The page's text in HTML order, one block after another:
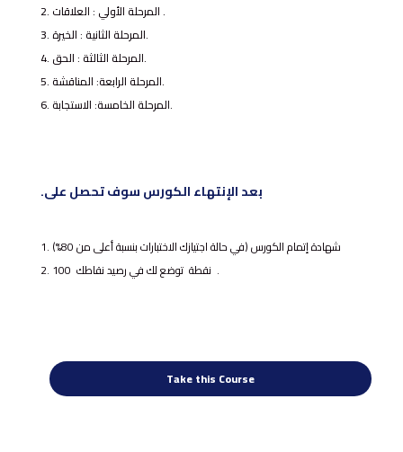
المرحلة الأولي : العلاقات .
المرحلة الثانية : الخيرة.
المرحلة الثالثة : الحق.
المرحلة الرابعة: المناقشة.
المرحلة الخامسة: الاستجابة.
.بعد الإنتهاء الكورس سوف تحصل على
100 نقطة توضع لك في رصيد نقاطك .